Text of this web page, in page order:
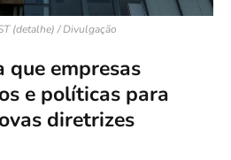
(detalhe) / Divulgação
que empresas
e políticas para
diretrizes